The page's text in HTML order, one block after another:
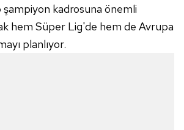
kadrosuna önemli
hem Süper Lig'de hem de Avrupa
planlıyor.